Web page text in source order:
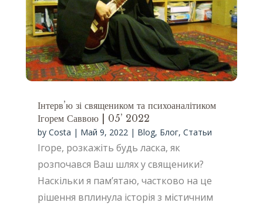
Інтерв’ю зі священиком та психоаналітиком
Ігорем Саввою | 05’ 2022
by Costa | Май 9, 2022| Blog, Блог, Статьи
Ігоре, розкажіть будь ласка, як
розпочався Ваш шлях у священики?
Наскільки я пам’ятаю, частково на це
рішення вплинула історія з містичним